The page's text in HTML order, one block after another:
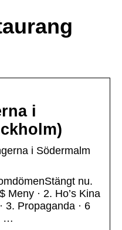
i
i Södermalm
nu.
Meny · 2. Ho’s Kina
3. Propaganda · 6
…